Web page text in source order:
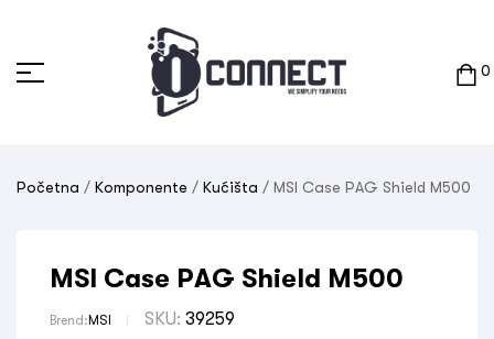
0
Početna / Komponente / Kućišta / MSI Case PAG Shield M500
MSI Case PAG Shield M500
Brend: MSI SKU: 39259